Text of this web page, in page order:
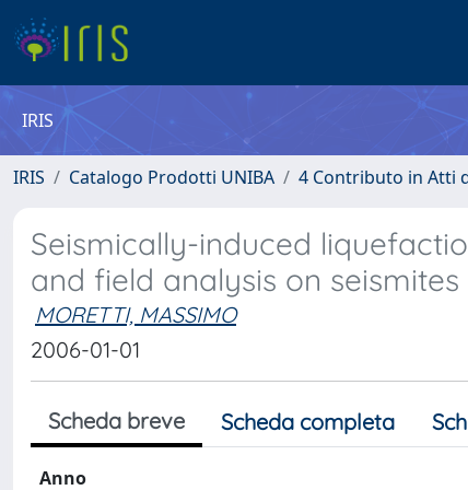
IRIS
IRIS Catalogo Prodotti UNIBA 4 Contributo in Atti
Seismically-induced
and field analysis on seismites
MORETTI, MASSIMO
2006-01-01
Scheda breve Scheda completa
Anno